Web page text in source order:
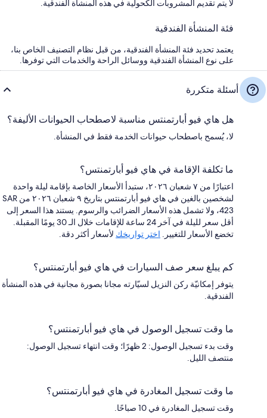
لا يتم تقديم المشروبات الكحولية في هذه المنشأة الفندقية.
فئة المنشأة الفندقية
يعتمد تحديد فئة المنشأة الفندقية، من قبل نظام التصنيف الخاص بنا،
على نوع المنشأة الفندقية ووسائل الراحة والخدمات التي توفرها.
أسئلة متكررة
هل هاي فيو أبارتمنتس مناسبة لاصطحاب الحيوانات الأليفة؟
لا، يُسمح باصطحاب حيوانات الخدمة فقط في المنشأة.
ما تكلفة الإقامة في هاي فيو أبارتمنتس؟
اعتبارًا من ٧ شعبان ٢٠٢٦، ستبدأ الأسعار الخاصة بإقامة ليلة واحدة
لشخصين بالغين في هاي فيو أبارتمنتس بتاريخ ٩ شعبان ٢٠٢٦ من SAR
423، ولا تشمل هذه الأسعار الضرائب والرسوم. يستند هذا السعر إلى
أقل سعر لليلة في آخر 24 ساعة للإقامات خلال الـ 30 يومًا المقبلة.
تخضع الأسعار للتغيير. اختر تواريخك لأسعار أكثر دقة.
كم يبلغ سعر صف السيارات في هاي فيو أبارتمنتس؟
يتوفر إمكانيّة ركن النزيل لسيّارته مجانا بصورة مجانية في هذه المنشأة
الفندقية.
ما وقت تسجيل الوصول في هاي فيو أبارتمنتس؟
وقت بدء تسجيل الوصول: 2 ظهرًا؛ وقت انتهاء تسجيل الوصول:
منتصف الليل.
ما وقت تسجيل المغادرة في هاي فيو أبارتمنتس؟
وقت تسجيل المغادرة في 10 صباحًا.